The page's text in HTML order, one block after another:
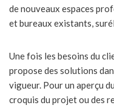
de nouveaux espaces
et bureaux existants,
Une fois les besoins du
propose des solutions
vigueur. Pour un aperçu
croquis du projet ou des